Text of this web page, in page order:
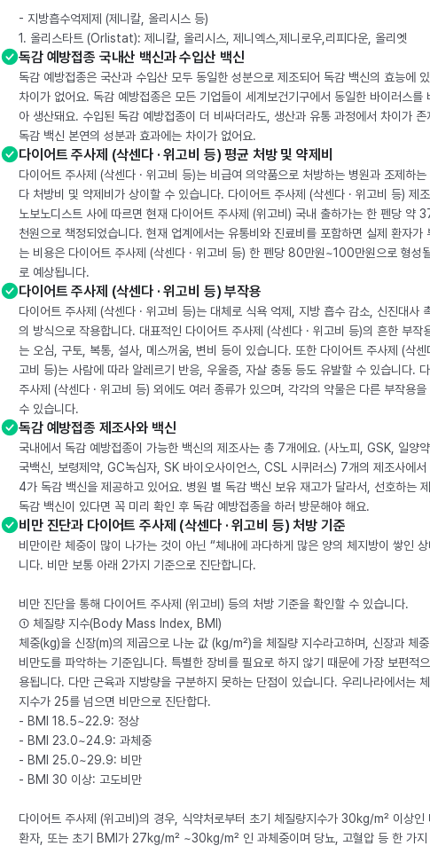
- 지방흡수억제제 (제니칼, 올리시스 등)
1. 올리스타트 (Orlistat): 제니칼, 올리시스, 제니엑스,제니로우,리피다운, 올리엣
독감 예방접종 국내산 백신과 수입산 백신
독감 예방접종은 국산과 수입산 모두 동일한 성분으로 제조되어 독감 백신의 효능에
차이가 없어요. 독감 예방접종은 모든 기업들이 세계보건기구에서 동일한 바이러스를
아 생산돼요. 수입된 독감 예방접종이 더 비싸더라도, 생산과 유통 과정에서 차이가 존
독감 백신 본연의 성분과 효과에는 차이가 없어요.
다이어트 주사제 (삭센다 · 위고비 등) 평균 처방 및 약제비
다이어트 주사제 (삭센다 · 위고비 등)는 비급여 의약품으로 처방하는 병원과 조제하는
다 처방비 및 약제비가 상이할 수 있습니다. 다이어트 주사제 (삭센다 · 위고비 등) 제
노보노디스트 사에 따르면 현재 다이어트 주사제 (위고비) 국내 출하가는 한 펜당 약
천원으로 책정되었습니다. 현재 업계에서는 유통비와 진료비를 포함하면 실제 환자가
는 비용은 다이어트 주사제 (삭센다 · 위고비 등) 한 펜당 80만원~100만원으로 형성
로 예상됩니다.
다이어트 주사제 (삭센다 · 위고비 등) 부작용
다이어트 주사제 (삭센다 · 위고비 등)는 대체로 식욕 억제, 지방 흡수 감소, 신진대사
의 방식으로 작용합니다. 대표적인 다이어트 주사제 (삭센다 · 위고비 등)의 흔한 부작
는 오심, 구토, 복통, 설사, 메스꺼움, 변비 등이 있습니다. 또한 다이어트 주사제 (삭센
고비 등)는 사람에 따라 알레르기 반응, 우울증, 자살 충동 등도 유발할 수 있습니다.
주사제 (삭센다 · 위고비 등) 외에도 여러 종류가 있으며, 각각의 약물은 다른 부작용을
수 있습니다.
독감 예방접종 제조사와 백신
국내에서 독감 예방접종이 가능한 백신의 제조사는 총 7개에요. (사노피, GSK, 일양
국백신, 보령제약, GC녹십자, SK 바이오사이언스, CSL 시퀴러스) 7개의 제조사에서
4가 독감 백신을 제공하고 있어요. 병원 별 독감 백신 보유 재고가 달라서, 선호하는
독감 백신이 있다면 꼭 미리 확인 후 독감 예방접종을 하러 방문해야 해요.
비만 진단과 다이어트 주사제 (삭센다 · 위고비 등) 처방 기준
비만이란 체중이 많이 나가는 것이 아닌 “체내에 과다하게 많은 양의 체지방이 쌓인
니다. 비만 보통 아래 2가지 기준으로 진단합니다.
비만 진단을 통해 다이어트 주사제 (위고비) 등의 처방 기준을 확인할 수 있습니다.
① 체질량 지수(Body Mass Index, BMI)
체중(kg)을 신장(m)의 제곱으로 나눈 값 (kg/m²)을 체질량 지수라고하며, 신장과 체
비만도를 파악하는 기준입니다. 특별한 장비를 필요로 하지 않기 때문에 가장 보편적
용됩니다. 다만 근육과 지방량을 구분하지 못하는 단점이 있습니다. 우리나라에서는
지수가 25를 넘으면 비만으로 진단합다.
- BMI 18.5~22.9: 정상
- BMI 23.0~24.9: 과체중
- BMI 25.0~29.9: 비만
- BMI 30 이상: 고도비만
다이어트 주사제 (위고비)의 경우, 식약처로부터 초기 체질량지수가 30kg/m² 이상인
환자, 또는 초기 BMI가 27kg/m² ~30kg/m² 인 과체중이며 당뇨, 고혈압 등 한 가지